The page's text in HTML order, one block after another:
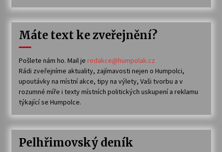
Máte text ke zveřejnění?
Pošlete nám ho. Mail je redakce@humpolak.cz
Rádi zveřejníme aktuality, zajímavosti nejen o Humpolci,
upoutávky na místní akce, tipy na výlety, Vaši tvorbu a v
rozumné míře i texty místních politických uskupení a reklamu
týkající se Humpolce.
Pelhřimovský deník